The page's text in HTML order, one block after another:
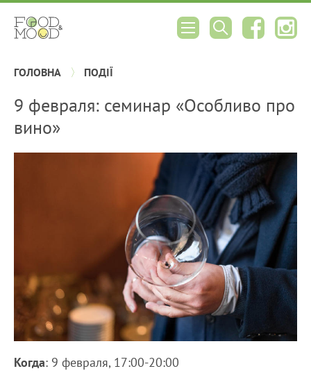
ГОЛОВНА ПОДІЇ
9 февраля: семинар «Особливо про
вино»
Когда: 9 февраля, 17:00-20:00